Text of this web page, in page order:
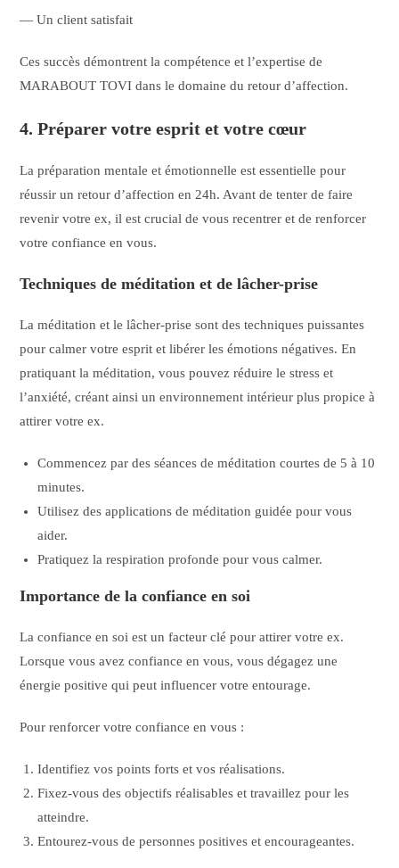
— Un client satisfait
Ces succès démontrent la compétence et l’expertise de
MARABOUT TOVI dans le domaine du retour d’affection.
4. Préparer votre esprit et votre cœur
La préparation mentale et émotionnelle est essentielle pour
réussir un retour d’affection en 24h. Avant de tenter de faire
revenir votre ex, il est crucial de vous recentrer et de renforcer
votre confiance en vous.
Techniques de méditation et de lâcher-prise
La méditation et le lâcher-prise sont des techniques puissantes
pour calmer votre esprit et libérer les émotions négatives. En
pratiquant la méditation, vous pouvez réduire le stress et
l’anxiété, créant ainsi un environnement intérieur plus propice à
attirer votre ex.
Commencez par des séances de méditation courtes de 5 à 10
minutes.
Utilisez des applications de méditation guidée pour vous
aider.
Pratiquez la respiration profonde pour vous calmer.
Importance de la confiance en soi
La confiance en soi est un facteur clé pour attirer votre ex.
Lorsque vous avez confiance en vous, vous dégagez une
énergie positive qui peut influencer votre entourage.
Pour renforcer votre confiance en vous :
Identifiez vos points forts et vos réalisations.
Fixez-vous des objectifs réalisables et travaillez pour les
atteindre.
Entourez-vous de personnes positives et encourageantes.